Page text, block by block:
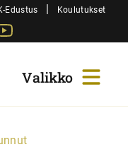
Edustus | Koulutukset